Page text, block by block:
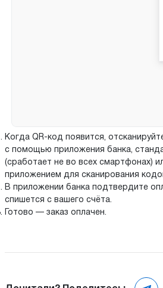
Когда QR-код появится,
с помощью приложения банка,
(сработает не во всех смартфонах)
приложением для сканирования
В приложении банка подтвердите
спишется с вашего счёта.
Готово — заказ оплачен.